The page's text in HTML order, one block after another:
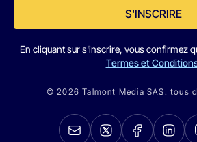
S'INSCRIRE
En cliquant sur s'inscrire, vous confirmez
Termes et
© 2026 Talmont Media SAS. tous